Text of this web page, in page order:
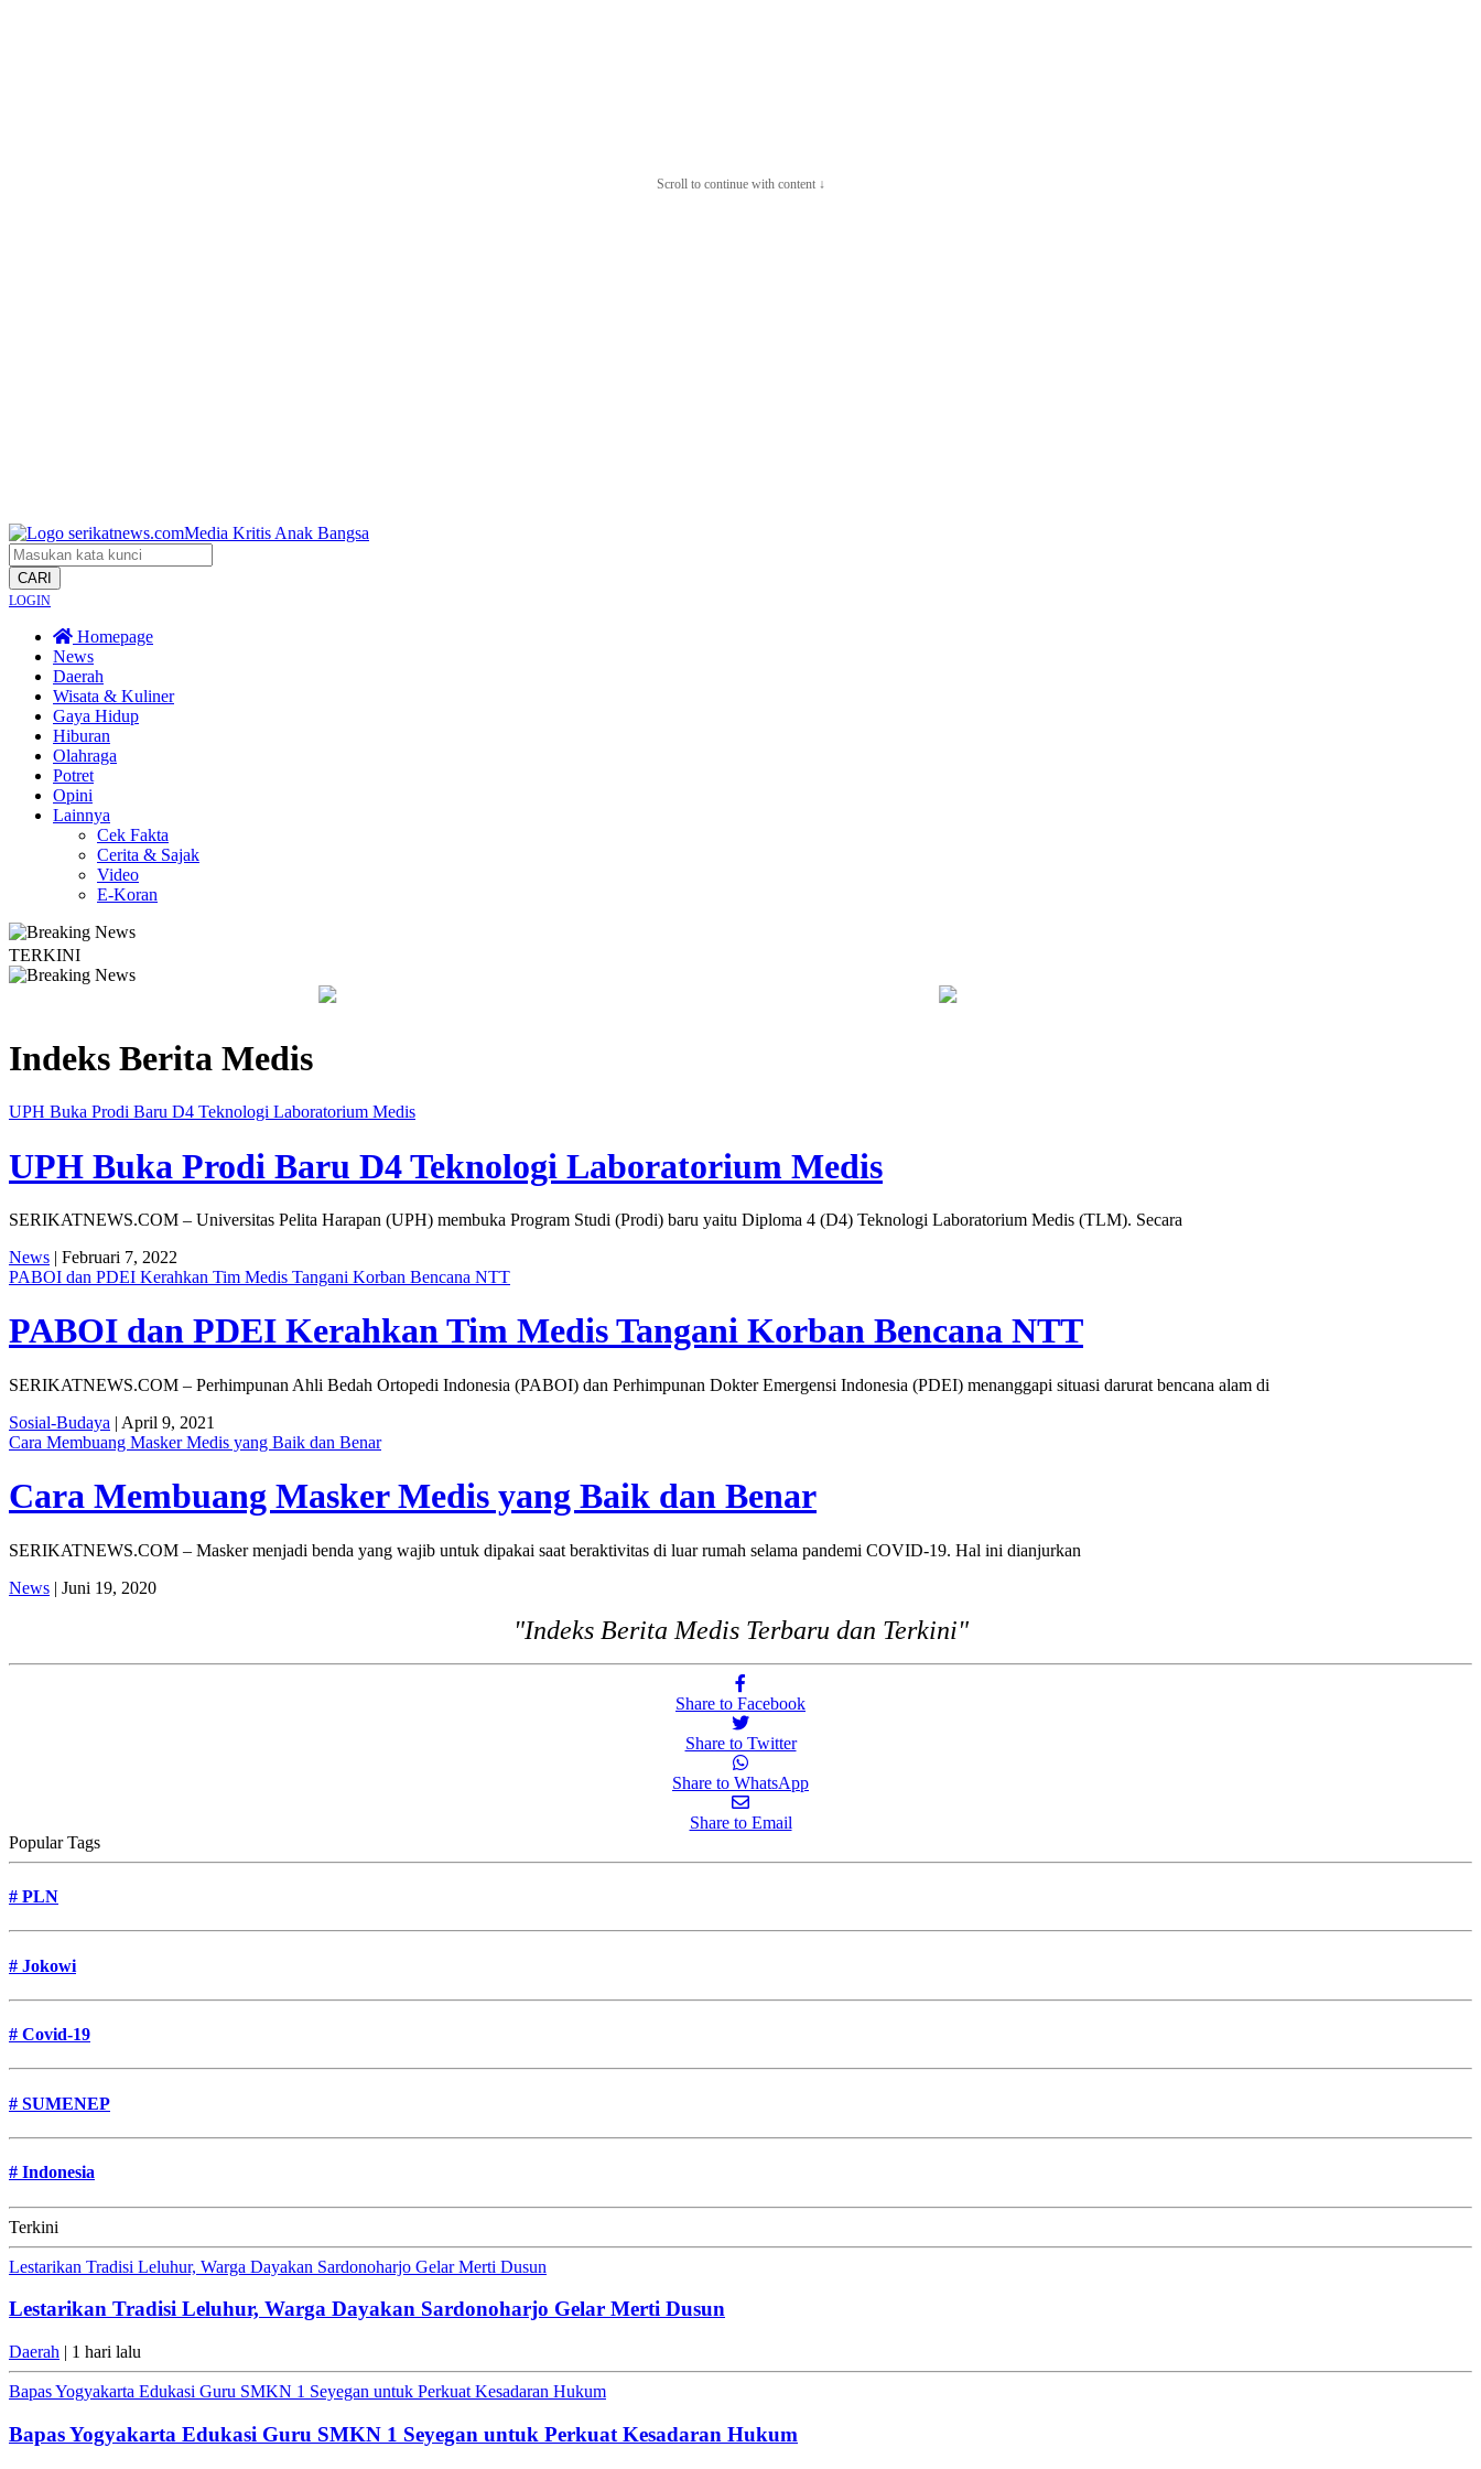
Scroll to continue with content ↓
CARI
LOGIN
Homepage
News
Daerah
Wisata & Kuliner
Gaya Hidup
Hiburan
Olahraga
Potret
Opini
Lainnya
Cek Fakta
Cerita & Sajak
Video
E-Koran
TERKINI
Bapas Yogyakarta Edukasi Guru SMKN 1 Seyegan untuk Perkuat Kesadaran Hukum Legislator PKB Kecam Aksi Nirempati Nakes ke Pasien BPJS, Minta Pelaku Diberi
Indeks Berita Medis
UPH Buka Prodi Baru D4 Teknologi Laboratorium Medis
UPH Buka Prodi Baru D4 Teknologi Laboratorium Medis
SERIKATNEWS.COM – Universitas Pelita Harapan (UPH) membuka Program Studi (Prodi) baru yaitu Diploma 4 (D4) Teknologi Laboratorium Medis (TLM). Secara
News | Februari 7, 2022
PABOI dan PDEI Kerahkan Tim Medis Tangani Korban Bencana NTT
PABOI dan PDEI Kerahkan Tim Medis Tangani Korban Bencana NTT
SERIKATNEWS.COM – Perhimpunan Ahli Bedah Ortopedi Indonesia (PABOI) dan Perhimpunan Dokter Emergensi Indonesia (PDEI) menanggapi situasi darurat bencana alam di
Sosial-Budaya | April 9, 2021
Cara Membuang Masker Medis yang Baik dan Benar
Cara Membuang Masker Medis yang Baik dan Benar
SERIKATNEWS.COM – Masker menjadi benda yang wajib untuk dipakai saat beraktivitas di luar rumah selama pandemi COVID-19. Hal ini dianjurkan
News | Juni 19, 2020
"Indeks Berita Medis Terbaru dan Terkini"
Share to Facebook
Share to Twitter
Share to WhatsApp
Share to Email
Popular Tags
# PLN
# Jokowi
# Covid-19
# SUMENEP
# Indonesia
Terkini
Lestarikan Tradisi Leluhur, Warga Dayakan Sardonoharjo Gelar Merti Dusun
Lestarikan Tradisi Leluhur, Warga Dayakan Sardonoharjo Gelar Merti Dusun
Daerah | 1 hari lalu
Bapas Yogyakarta Edukasi Guru SMKN 1 Seyegan untuk Perkuat Kesadaran Hukum
Bapas Yogyakarta Edukasi Guru SMKN 1 Seyegan untuk Perkuat Kesadaran Hukum